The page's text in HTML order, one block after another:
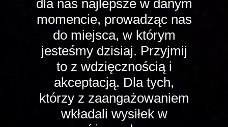
dla nas najlepsze w danym
momencie, prowadząc nas
do miejsca, w którym
jesteśmy dzisiaj. Przyjmij
to z wdzięcznością i
akceptacją. Dla tych,
którzy z zaangażowaniem
wkładali wysiłek w